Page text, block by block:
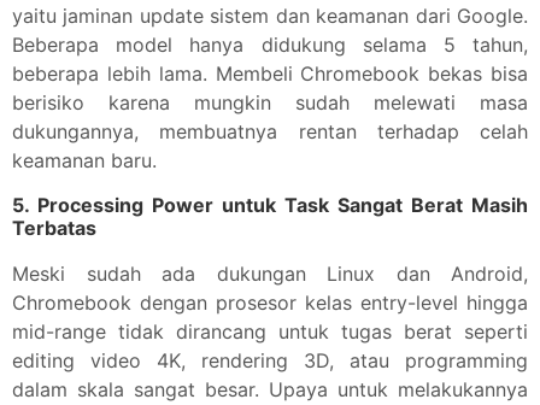
yaitu jaminan update sistem dan keamanan dari Google.
Beberapa model hanya didukung selama 5 tahun,
beberapa lebih lama. Membeli Chromebook bekas bisa
berisiko karena mungkin sudah melewati masa
dukungannya, membuatnya rentan terhadap celah
keamanan baru.
5. Processing Power untuk Task Sangat Berat Masih
Terbatas
Meski sudah ada dukungan Linux dan Android,
Chromebook dengan prosesor kelas entry-level hingga
mid-range tidak dirancang untuk tugas berat seperti
editing video 4K, rendering 3D, atau programming
dalam skala sangat besar. Upaya untuk melakukannya